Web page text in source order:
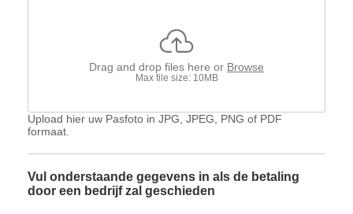
Drag and drop files here or Browse
Max file size: 10MB
Upload hier uw Pasfoto in JPG, JPEG, PNG of PDF
formaat.
Vul onderstaande gegevens in als de betaling
door een bedrijf zal geschieden